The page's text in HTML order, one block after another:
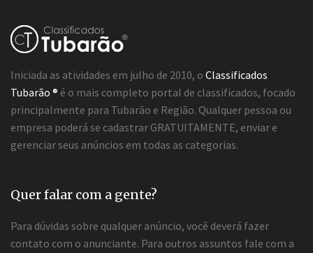
Iniciada as atividades em julho de 2010, o Classificados
Tubarão ® é o mais completo portal de classificados, focado
principalmente para Tubarão e Região. Qualquer pessoa ou
empresa poderá se cadastrar GRATUITAMENTE, enviar e
gerenciar seus anúncios em todas as categorias.
Quer falar com a gente?
Para dúvidas sobre qualquer anúncio, você deverá fazer
contato com o anunciante. Para outros assuntos fale com a